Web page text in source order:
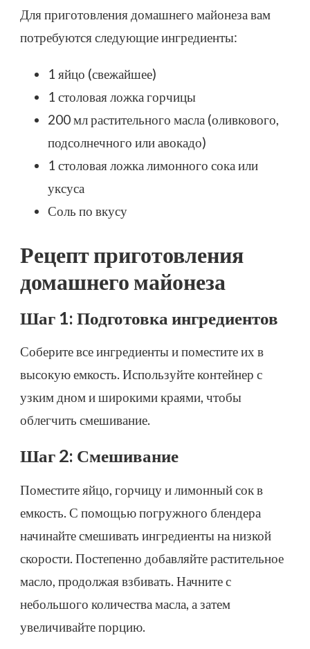
Для приготовления домашнего майонеза вам
потребуются следующие ингредиенты:
1 яйцо (свежайшее)
1 столовая ложка горчицы
200 мл растительного масла (оливкового,
подсолнечного или авокадо)
1 столовая ложка лимонного сока или
уксуса
Соль по вкусу
Рецепт приготовления
домашнего майонеза
Шаг 1: Подготовка ингредиентов
Соберите все ингредиенты и поместите их в
высокую емкость. Используйте контейнер с
узким дном и широкими краями, чтобы
облегчить смешивание.
Шаг 2: Смешивание
Поместите яйцо, горчицу и лимонный сок в
емкость. С помощью погружного блендера
начинайте смешивать ингредиенты на низкой
скорости. Постепенно добавляйте растительное
масло, продолжая взбивать. Начните с
небольшого количества масла, а затем
увеличивайте порцию.